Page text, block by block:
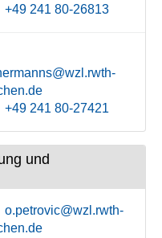
+49 241 80-26813
+49 241 80-27421
und
o.petrovic@wzl.rwth-